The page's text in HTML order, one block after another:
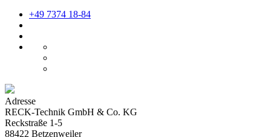
+49 7374 18-84
Adresse
RECK-Technik GmbH & Co. KG
Reckstraße 1-5
88422 Betzenweiler